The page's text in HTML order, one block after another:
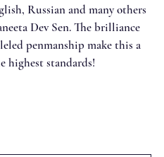
Russian and many others
Dev Sen. The brilliance
penmanship make this a
highest standards!